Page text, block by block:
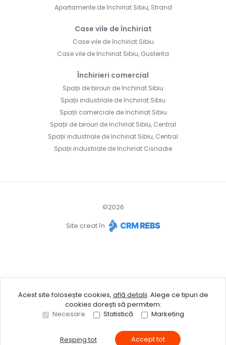
Apartamente de închiriat Sibiu, Strand
Case vile de închiriat
Case vile de închiriat Sibiu
Case vile de închiriat Sibiu, Gusterita
Închirieri comercial
Spații de birouri de închiriat Sibiu
Spații industriale de închiriat Sibiu
Spații comerciale de închiriat Sibiu
Spații de birouri de închiriat Sibiu, Central
Spații industriale de închiriat Sibiu, Central
Spații industriale de închiriat Cisnadie
©2026
Site creat în
Acest site folosește cookies, află detalii. Alege ce tipuri de
cookies dorești să permitem:
Necesare
Statistică Marketing
Resping tot Accept tot